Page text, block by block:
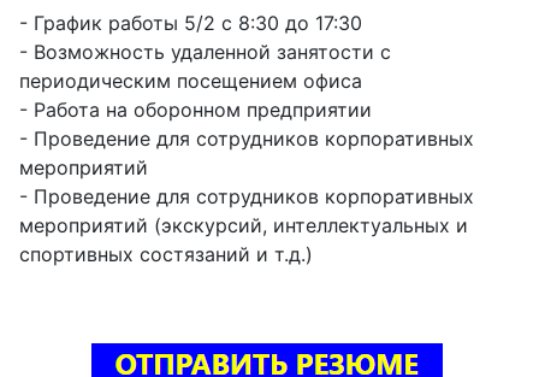
- График работы 5/2 с 8:30 до 17:30
- Возможность удаленной занятости с
периодическим посещением офиса
- Работа на оборонном предприятии
- Проведение для сотрудников корпоративных
мероприятий
- Проведение для сотрудников корпоративных
мероприятий (экскурсий, интеллектуальных и
спортивных состязаний и т.д.)